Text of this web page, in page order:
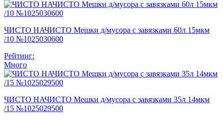
ЧИСТО НАЧИСТО Мешки д/мусора с завязками 60л 15мкм
/10 №1025030600
Рейтинг:
Много
ЧИСТО НАЧИСТО Мешки д/мусора с завязками 35л 14мкм
/15 №1025029500